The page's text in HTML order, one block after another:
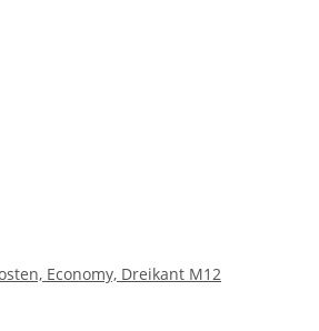
Economy, Dreikant M12